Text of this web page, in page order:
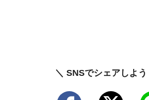
＼ SNSでシェアしよう